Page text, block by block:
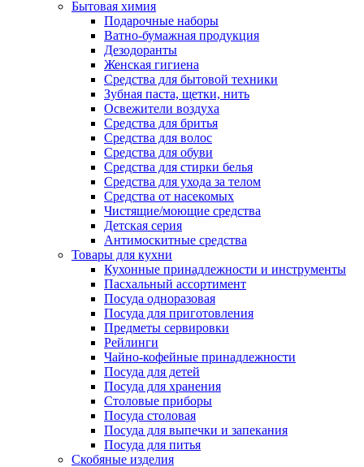
Бытовая химия
Подарочные наборы
Ватно-бумажная продукция
Дезодоранты
Женская гигиена
Средства для бытовой техники
Зубная паста, щетки, нить
Освежители воздуха
Средства для бритья
Средства для волос
Средства для обуви
Средства для стирки белья
Средства для ухода за телом
Средства от насекомых
Чистящие/моющие средства
Детская серия
Антимоскитные средства
Товары для кухни
Кухонные принадлежности и инструменты
Пасхальный ассортимент
Посуда одноразовая
Посуда для приготовления
Предметы сервировки
Рейлинги
Чайно-кофейные принадлежности
Посуда для детей
Посуда для хранения
Столовые приборы
Посуда столовая
Посуда для выпечки и запекания
Посуда для питья
Скобяные изделия